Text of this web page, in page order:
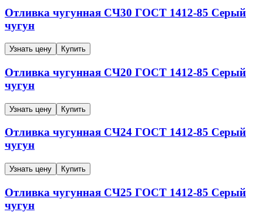
Отливка чугунная СЧ30 ГОСТ 1412-85 Серый
чугун
Узнать цену Купить
Отливка чугунная СЧ20 ГОСТ 1412-85 Серый
чугун
Узнать цену Купить
Отливка чугунная СЧ24 ГОСТ 1412-85 Серый
чугун
Узнать цену Купить
Отливка чугунная СЧ25 ГОСТ 1412-85 Серый
чугун